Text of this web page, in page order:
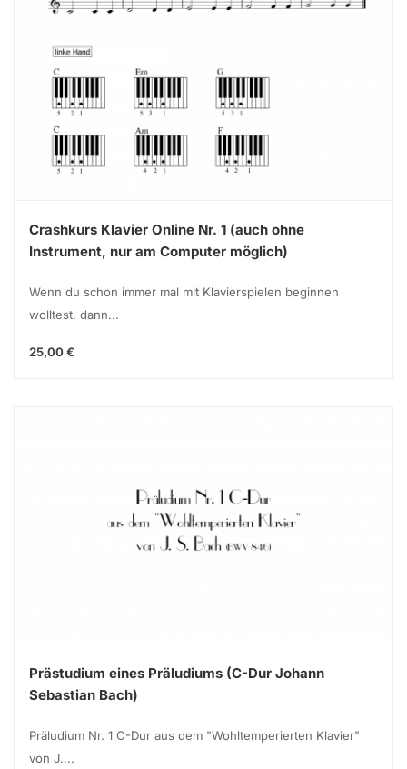
Crashkurs Klavier Online Nr. 1 (auch ohne
Instrument, nur am Computer möglich)
Wenn du schon immer mal mit Klavierspielen beginnen
wolltest, dann...
25,00 €
Prästudium eines Präludiums (C-Dur Johann
Sebastian Bach)
Präludium Nr. 1 C-Dur aus dem "Wohltemperierten Klavier"
von J....